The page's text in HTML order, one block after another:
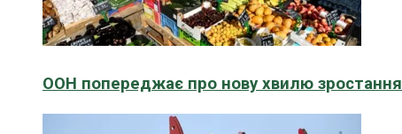
ООН попереджає про нову хвилю зростання